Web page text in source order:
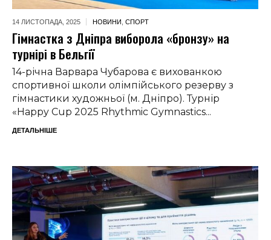
14 ЛИСТОПАДА, 2025 НОВИНИ СПОРТ
Гімнастка з Дніпра виборола «бронзу» на
турнірі в Бельгії
14-річна Варвара Чубарова є вихованкою
спортивної школи олімпійського резерву з
гімнастики художньої (м. Дніпро). Турнір
«Happy Cup 2025 Rhythmic Gymnastics...
ДЕТАЛЬНІШЕ